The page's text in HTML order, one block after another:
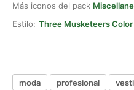
Más iconos del pack
Estilo: Three Musketeers
moda profesional